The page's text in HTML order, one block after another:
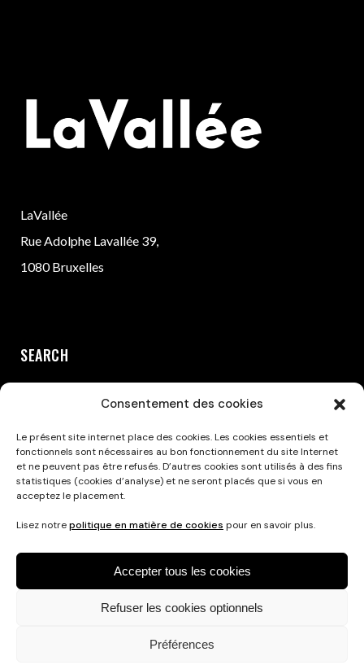
Consentement des cookies
Le présent site internet place des cookies. Les cookies essentiels et
fonctionnels sont nécessaires au bon fonctionnement du site Internet
et ne peuvent pas être refusés. D’autres cookies sont utilisés à des fins
statistiques (cookies d’analyse) et ne seront placés que si vous en
acceptez le placement.
Lisez notrepolitique en matière de cookies pour en savoir plus.
Accepter tous les cookies
Refuser les cookies optionnels
Préférences
LaVallée
Rue Adolphe Lavallée 39,
1080 Bruxelles
SEARCH